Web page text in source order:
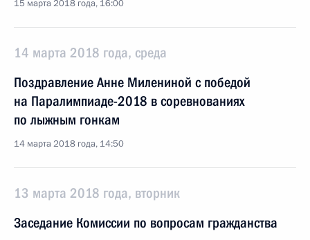
15 марта 2018 года, 16:00
14 марта 2018 года, среда
Поздравление Анне Милениной с победой
на Паралимпиаде-2018 в соревнованиях
по лыжным гонкам
14 марта 2018 года, 14:50
13 марта 2018 года, вторник
Заседание Комиссии по вопросам гражданства